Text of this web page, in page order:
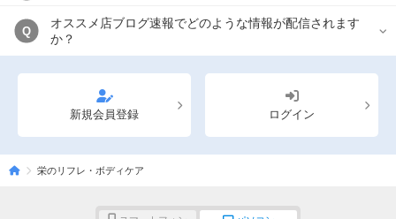
Q
オススメ店ブログ速報でどのような情報が配信されます
か？
新規会員登録 ログイン
栄のリフレ・ボディケア